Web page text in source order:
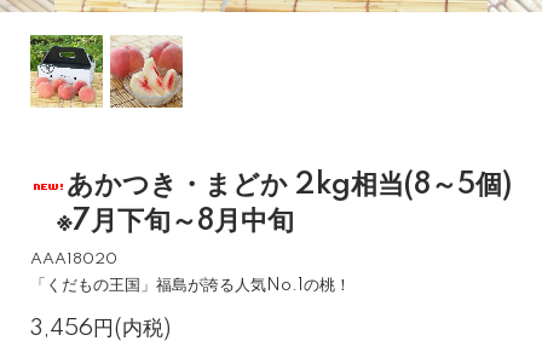
あかつき・まどか 2kg相当(8～5個)
※7月下旬～8月中旬
AAA18020
「くだもの王国」福島が誇る人気No.1の桃！
3,456円(内税)